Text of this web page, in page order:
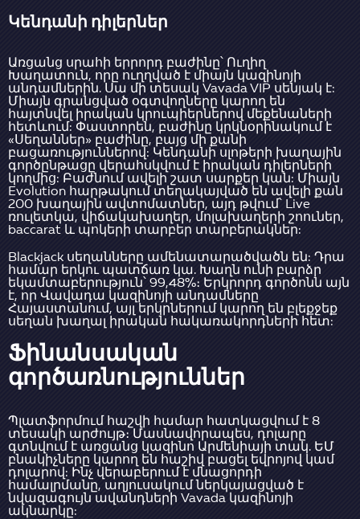
Կենդանի դիլերներ
Առցանց սրահի երրորդ բաժինը՝ Ուղիղ
Խաղատուն, որը ուղղված է միայն կազինոյի
անդամներին. Սա մի տեսակ Vavada VIP սենյակ է:
Միայն գրանցված օգտվողները կարող են
հայտնվել իրական կրուպիերներով մեքենաների
հետևում: Փաստորեն, բաժինը կրկնօրինակում է
«Սեղաններ» բաժինը, բայց մի քանի
բացառություններով: Կենդանի սլոթերի խաղային
գործընթացը վերահսկվում է իրական դիլերների
կողմից: Բաժնում ավելի շատ սարքեր կան: Միայն
Evolution հարթակում տեղակայված են ավելի քան
200 խաղային ավտոմատներ, այդ թվում՝ Live
ռուլետկա, վիճակախաղեր, մոլախաղերի շոուներ,
baccarat և պոկերի տարբեր տարբերակներ:
Blackjack սեղանները ամենատարածվածն են: Դրա
համար երկու պատճառ կա. Խաղն ունի բարձր
եկամտաբերություն՝ 99,48%։ Երկրորդ գործոնն այն
է, որ Վավադա կազինոյի անդամները
Հայաստանում, այլ երկրներում կարող են բլեքջեք
սեղան խաղալ իրական հակառակորդների հետ:
Ֆինանսական
գործառնություններ
Պլատֆորմում հաշվի համար հատկացվում է 8
տեսակի արժույթ։ Մասնավորապես, դոլարը
գտնվում է առցանց կազինո Արմենիայի տակ. ԵՄ
բնակիչները կարող են հաշիվ բացել եվրոյով կամ
դոլարով: Ինչ վերաբերում է մնացորդի
համալրմանը, աղյուսակում ներկայացված է
նվազագույն ավանդների Vavada կազինոյի
ակնարկը: